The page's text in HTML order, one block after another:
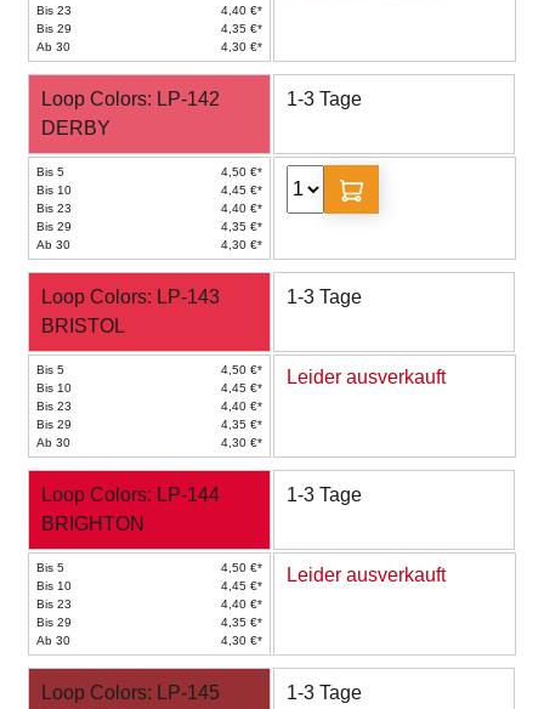
Bis 23
4,40 €*
Bis 29
4,35 €*
Ab 30
4,30 €*
Loop Colors: LP-142
DERBY
1-3 Tage
Bis 5
4,50 €*
Bis 10
4,45 €*
Bis 23
4,40 €*
Bis 29
4,35 €*
Ab 30
4,30 €*
Loop Colors: LP-143
BRISTOL
1-3 Tage
Bis 5
4,50 €*
Bis 10
4,45 €*
Bis 23
4,40 €*
Bis 29
4,35 €*
Ab 30
4,30 €*
Leider ausverkauft
Loop Colors: LP-144
BRIGHTON
1-3 Tage
Bis 5
4,50 €*
Bis 10
4,45 €*
Bis 23
4,40 €*
Bis 29
4,35 €*
Ab 30
4,30 €*
Leider ausverkauft
Loop Colors: LP-145
1-3 Tage